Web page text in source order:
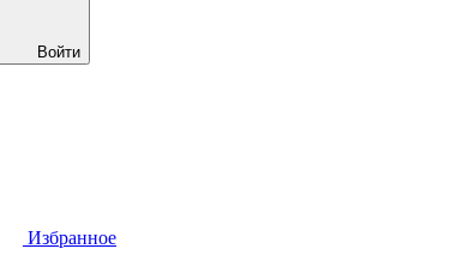
Войти
Избранное